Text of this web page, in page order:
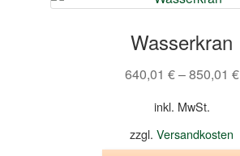
Wasserkran
640,01 €–850,01 €
inkl. MwSt.
zzgl. Versandkosten